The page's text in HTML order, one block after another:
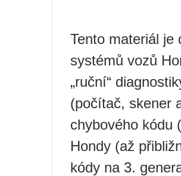
Tento materiál je
systémů vozů
„ruční“
(počítač, skener
chybového kódu
Hondy (až
kódy na 3.